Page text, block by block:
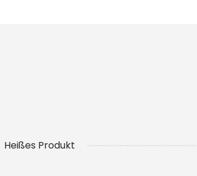
Heißes Produkt